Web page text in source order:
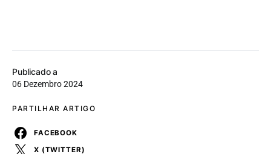
Publicado a
06 Dezembro 2024
PARTILHAR ARTIGO
FACEBOOK
X (TWITTER)